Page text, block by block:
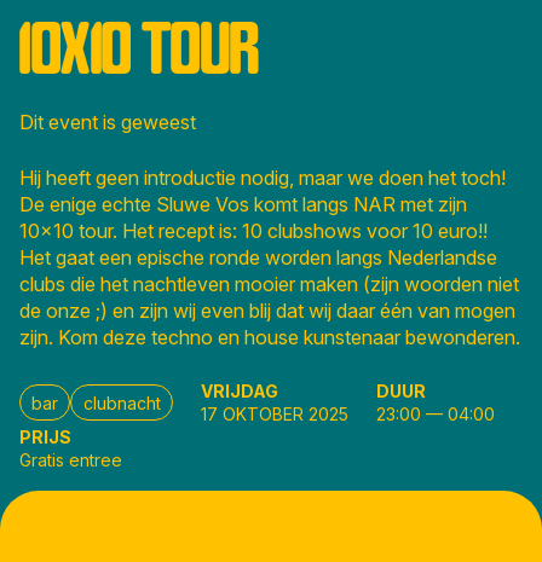
10X10 TOUR
Dit event is geweest
Hij heeft geen introductie nodig, maar we doen het toch!
De enige echte Sluwe Vos komt langs NAR met zijn
10x10 tour. Het recept is: 10 clubshows voor 10 euro!!
Het gaat een epische ronde worden langs Nederlandse
clubs die het nachtleven mooier maken (zijn woorden niet
de onze ;) en zijn wij even blij dat wij daar één van mogen
zijn. Kom deze techno en house kunstenaar bewonderen.
bar clubnacht
VRIJDAG
17 OKTOBER 2025
DUUR
23:00 — 04:00
PRIJS
Gratis entree